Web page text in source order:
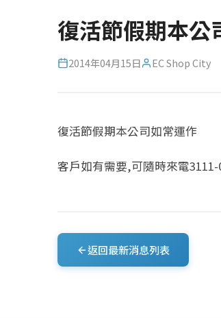
復活節假期本公
2014年04月15日 EC Shop City
復活節假期本公司如常運作
客戶如有需要,可隨時來電3111-
返回最新消息列表